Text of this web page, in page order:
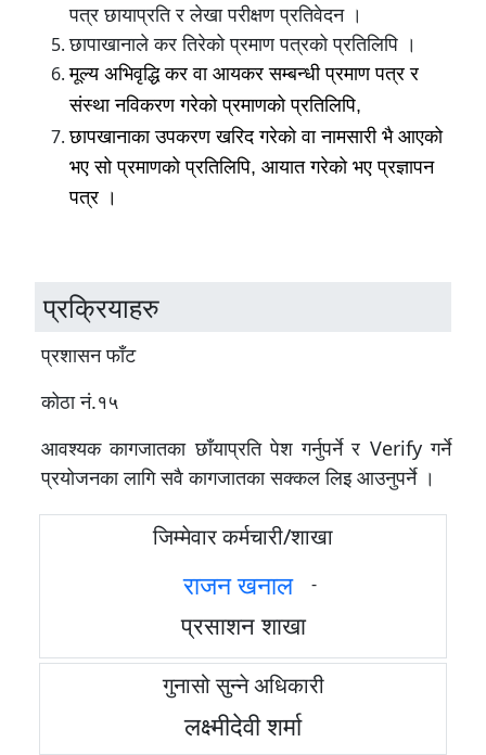
पत्र छायाप्रति र लेखा परीक्षण प्रतिवेदन ।
छापाखानाले कर तिरेको प्रमाण पत्रको प्रतिलिपि ।
मूल्य अभिवृद्धि कर वा आयकर सम्बन्धी प्रमाण पत्र र
संस्था नविकरण गरेको प्रमाणको प्रतिलिपि,
छापखानाका उपकरण खरिद गरेको वा नामसारी भै आएको
भए सो प्रमाणको प्रतिलिपि, आयात गरेको भए प्रज्ञापन
पत्र ।
प्रक्रियाहरु
प्रशासन फाँट
कोठा नं.१५
आवश्यक कागजातका छाँयाप्रति पेश गर्नुपर्ने र Verify गर्ने
प्रयोजनका लागि सवै कागजातका सक्कल लिइ आउनुपर्ने ।
जिम्मेवार कर्मचारी/शाखा
राजन खनाल -
प्रसाशन शाखा
गुनासो सुन्ने अधिकारी
लक्ष्मीदेवी शर्मा